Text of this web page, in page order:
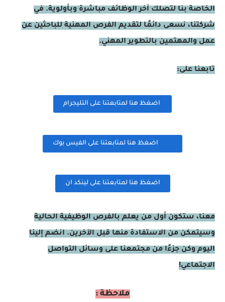
الخاصة بنا لتصلك آخر الوظائف مباشرة وبأولوية. في
شركتنا، نسعى دائمًا لتقديم الفرص المهنية للباحثين عن
عمل والمهتمين بالتطوير المهني.
تابعنا على:
اضغظ هنا لمتابعتنا على التليجرام
اضغظ هنا لمتابعتنا على الفيس بوك
اضغظ هنا لمتابعتنا على لينكد ان
معنا، ستكون أول من يعلم بالفرص الوظيفية الحالية
وسيتمكن من الاستفادة منها قبل الآخرين. انضم إلينا
اليوم وكن جزءًا من مجتمعنا على وسائل التواصل
الاجتماعي!
ملاحظة :